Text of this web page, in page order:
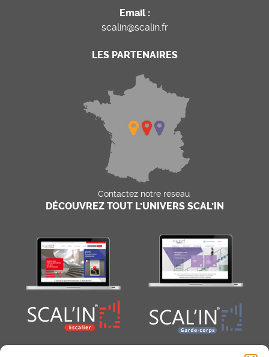
Email :
scalin@scalin.fr
LES PARTENAIRES
Contactez notre réseau
DÉCOUVREZ TOUT L’UNIVERS SCAL’IN